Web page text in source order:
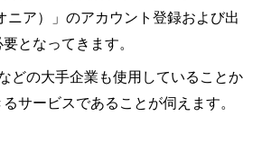
ニア）」のアカウント登録および出
となってきます。
どの大手企業も使用していることか
サービスであることが伺えます。